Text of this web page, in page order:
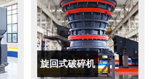
旋回式破碎机